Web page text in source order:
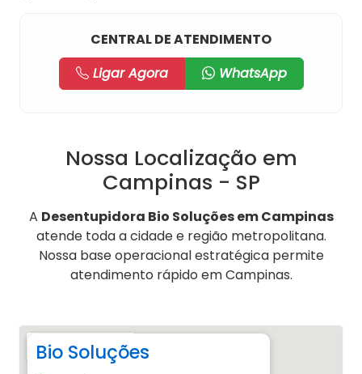
CENTRAL DE ATENDIMENTO
Ligar Agora
WhatsApp
Nossa Localização em
Campinas - SP
A Desentupidora Bio Soluções em Campinas
atende toda a cidade e região metropolitana.
Nossa base operacional estratégica permite
atendimento rápido em Campinas.
Bio Soluções